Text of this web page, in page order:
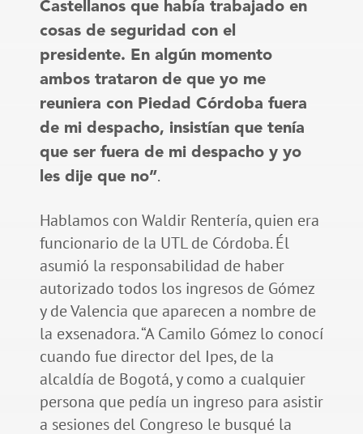
Castellanos que había trabajado en
cosas de seguridad con el
presidente. En algún momento
ambos trataron de que yo me
reuniera con Piedad Córdoba fuera
de mi despacho, insistían que tenía
que ser fuera de mi despacho y yo
les dije que no”.
Hablamos con Waldir Rentería, quien era
funcionario de la UTL de Córdoba. Él
asumió la responsabilidad de haber
autorizado todos los ingresos de Gómez
y de Valencia que aparecen a nombre de
la exsenadora. “A Camilo Gómez lo conocí
cuando fue director del Ipes, de la
alcaldía de Bogotá, y como a cualquier
persona que pedía un ingreso para asistir
a sesiones del Congreso le busqué la